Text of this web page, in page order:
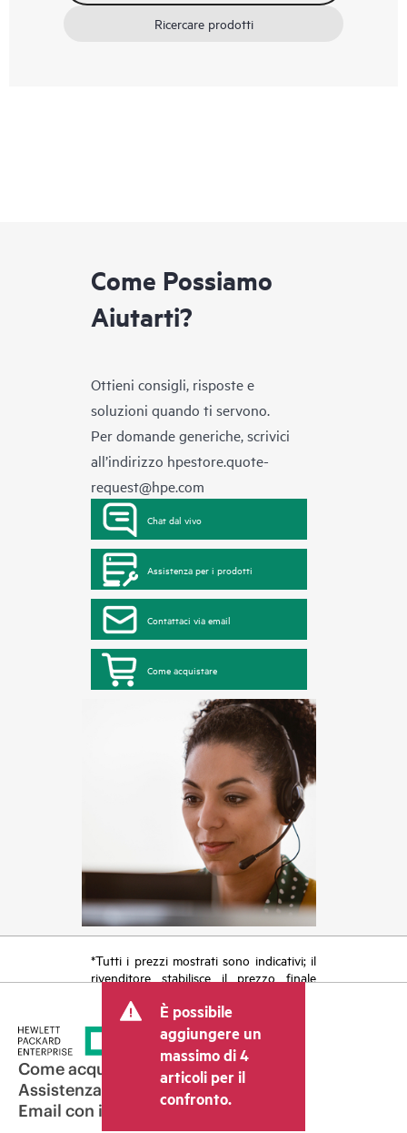
Ricercare prodotti
Come Possiamo
Aiutarti?
Ottieni consigli, risposte e
soluzioni quando ti servono.
Per domande generiche, scrivici
all’indirizzo hpestore.quote-
request@hpe.com
Chat dal vivo
Assistenza per i prodotti
Contattaci via email
Come acquistare
*Tutti i prezzi mostrati sono indicativi; il
rivenditore stabilisce il prezzo finale
costi, come le imposte sulla vendita/IVA
e le spese di spedizione. Il prezzo della
transazione stabilito dal rivenditore può
variare rispetto a quello di altri
rivenditori e al prezzo indicativo
mostrato. I prezzi indicativi possono
includere offerte promozionali a tempo
È possibile
aggiungere un
massimo di 4
articoli per il
confronto.
Come acquistare
Assistenza per i prodotti
Email con il commerciale